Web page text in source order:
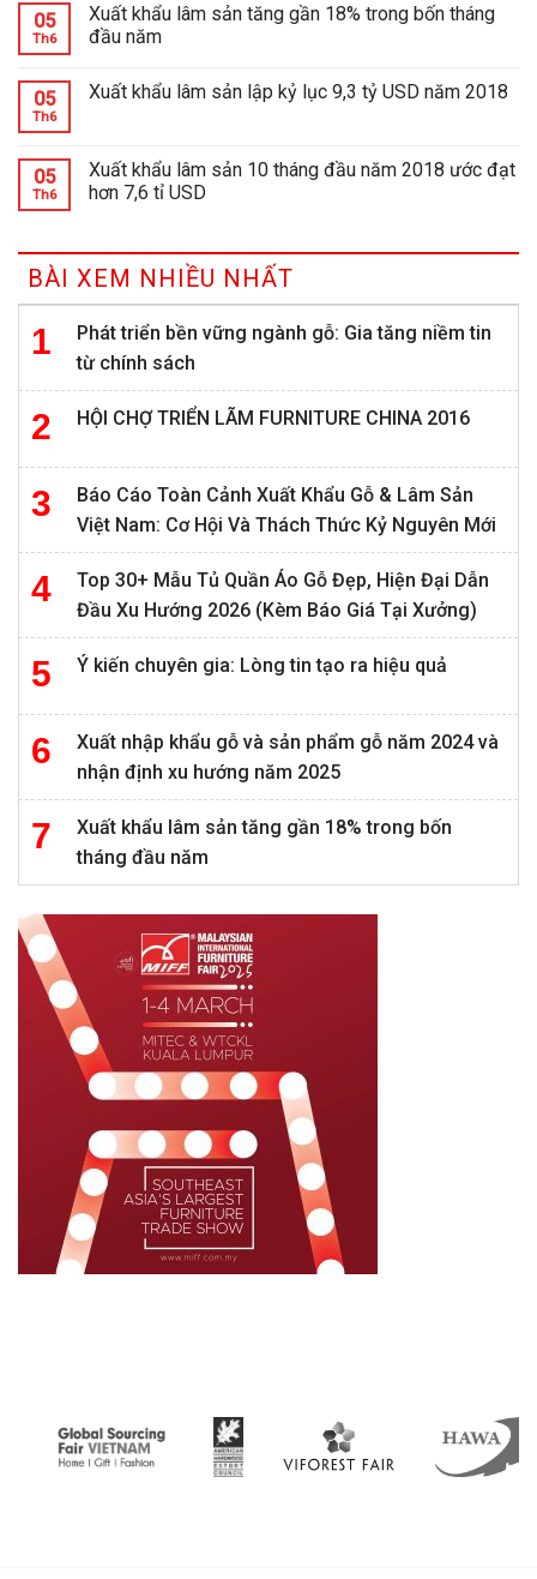
05
Th6
Xuất khẩu lâm sản tăng gần 18% trong bốn tháng
đầu năm
05
Th6
Xuất khẩu lâm sản lập kỷ lục 9,3 tỷ USD năm 2018
05
Th6
Xuất khẩu lâm sản 10 tháng đầu năm 2018 ước đạt
hơn 7,6 tỉ USD
BÀI XEM NHIỀU NHẤT
Phát triển bền vững ngành gỗ: Gia tăng niềm tin
từ chính sách
HỘI CHỢ TRIỂN LÃM FURNITURE CHINA 2016
Báo Cáo Toàn Cảnh Xuất Khẩu Gỗ & Lâm Sản
Việt Nam: Cơ Hội Và Thách Thức Kỷ Nguyên Mới
Top 30+ Mẫu Tủ Quần Áo Gỗ Đẹp, Hiện Đại Dẫn
Đầu Xu Hướng 2026 (Kèm Báo Giá Tại Xưởng)
Ý kiến chuyên gia: Lòng tin tạo ra hiệu quả
Xuất nhập khẩu gỗ và sản phẩm gỗ năm 2024 và
nhận định xu hướng năm 2025
Xuất khẩu lâm sản tăng gần 18% trong bốn
tháng đầu năm